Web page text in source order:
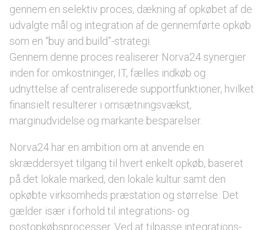
gennem en selektiv proces, dækning af opkøbet af de
udvalgte mål og integration af de gennemførte opkøb
som en “buy and build”-strategi.
Gennem denne proces realiserer Norva24 synergier
inden for omkostninger, IT, fælles indkøb og
udnyttelse af centraliserede supportfunktioner, hvilket
finansielt resulterer i omsætningsvækst,
marginudvidelse og markante besparelser.
Norva24 har en ambition om at anvende en
skræddersyet tilgang til hvert enkelt opkøb, baseret
på det lokale marked, den lokale kultur samt den
opkøbte virksomheds præstation og størrelse. Det
gælder især i forhold til integrations- og
postopkøbsprocesser. Ved at tilpasse integrations-